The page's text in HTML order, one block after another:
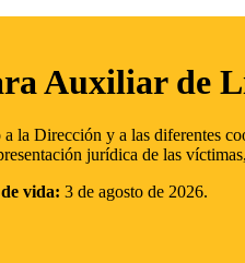
Auxiliar de
la Dirección y a las diferentes
jurídica de las
vida: 3 de agosto de 2026.